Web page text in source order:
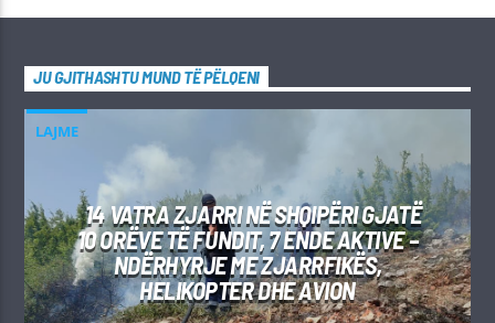
JU GJITHASHTU MUND TË PËLQENI
LAJME
14 VATRA ZJARRI NË SHQIPËRI GJATË
10 ORËVE TË FUNDIT, 7 ENDE AKTIVE –
NDËRHYRJE ME ZJARRFIKËS,
HELIKOPTER DHE AVION